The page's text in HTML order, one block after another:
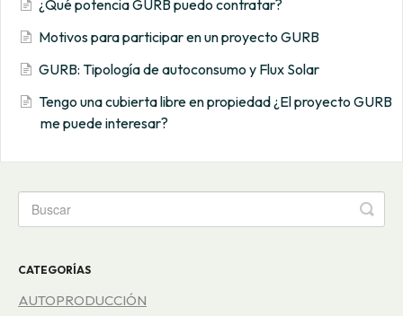
¿Qué potencia GURB puedo contratar?
Motivos para participar en un proyecto GURB
GURB: Tipología de autoconsumo y Flux Solar
Tengo una cubierta libre en propiedad ¿El proyecto GURB
me puede interesar?
CATEGORÍAS
AUTOPRODUCCIÓN